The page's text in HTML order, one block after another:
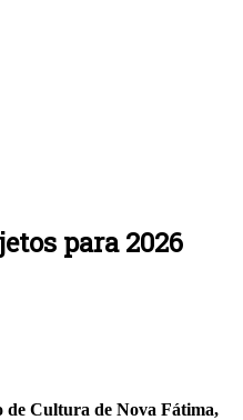
para 2026
de Cultura de Nova Fátima,